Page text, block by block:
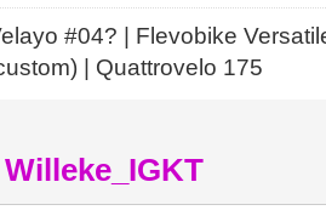
#04? | Flevobike
| Quattrovelo 175
Willeke_IGKT